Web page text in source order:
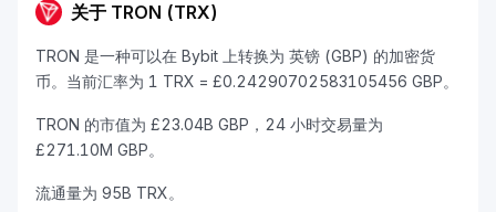
关于 TRON (TRX)
TRON 是一种可以在 Bybit 上转换为 英镑 (GBP) 的加密货
币。当前汇率为 1 TRX = £0.24290702583105456 GBP。
TRON 的市值为 £23.04B GBP，24 小时交易量为
£271.10M GBP。
流通量为 95B TRX。